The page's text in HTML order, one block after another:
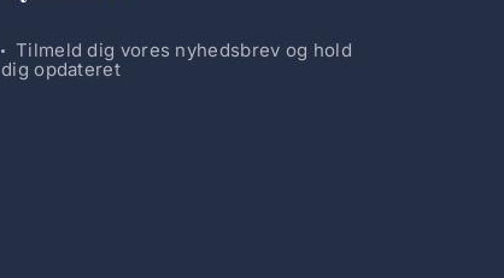
Tilmeld dig vores nyhedsbrev og hold
dig opdateret